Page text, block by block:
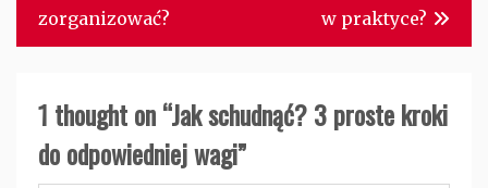
zorganizować?
w praktyce?
1 thought on “Jak schudnąć? 3 proste kroki
do odpowiedniej wagi”